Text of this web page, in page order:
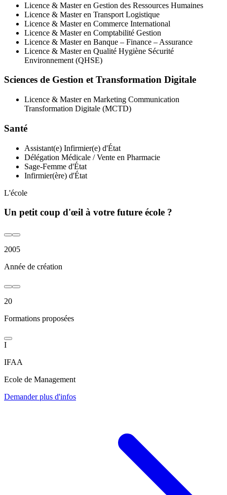
Licence & Master en Gestion des Ressources Humaines
Licence & Master en Transport Logistique
Licence & Master en Commerce International
Licence & Master en Comptabilité Gestion
Licence & Master en Banque – Finance – Assurance
Licence & Master en Qualité Hygiène Sécurité
Environnement (QHSE)
Sciences de Gestion et Transformation Digitale
Licence & Master en Marketing Communication
Transformation Digitale (MCTD)
Santé
Assistant(e) Infirmier(e) d'État
Délégation Médicale / Vente en Pharmacie
Sage-Femme d'État
Infirmier(ère) d'État
L'école
Un petit coup d'œil à votre future école ?
2005
Année de création
20
Formations proposées
I
IFAA
Ecole de Management
Demander plus d'infos